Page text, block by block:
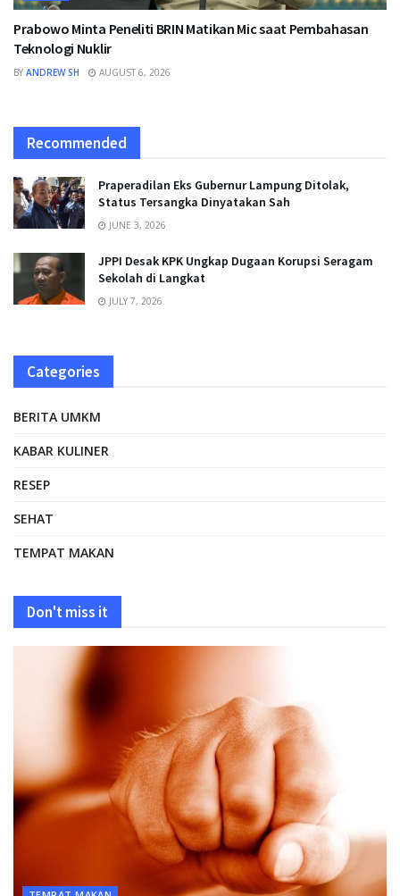
Prabowo Minta Peneliti BRIN Matikan Mic saat Pembahasan
Teknologi Nuklir
BY ANDREW SH AUGUST 6, 2026
Recommended
Praperadilan Eks Gubernur Lampung Ditolak,
Status Tersangka Dinyatakan Sah
JUNE 3, 2026
JPPI Desak KPK Ungkap Dugaan Korupsi Seragam
Sekolah di Langkat
JULY 7, 2026
Categories
BERITA UMKM
KABAR KULINER
RESEP
SEHAT
TEMPAT MAKAN
Don't miss it